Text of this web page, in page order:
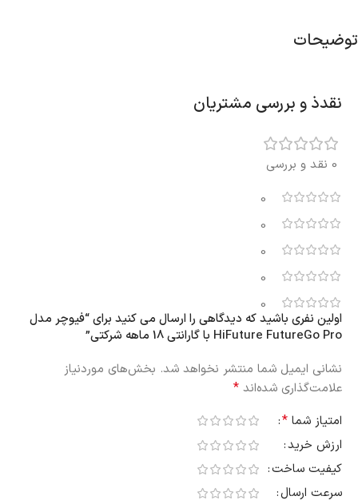
توضیحات
نقدذ و بررسی مشتریان
0 نقد و بررسی
0
0
0
0
0
اولین نفری باشید که دیدگاهی را ارسال می کنید برای “فیوچر مدل
HiFuture FutureGo Pro با گارانتی 18 ماهه شرکتی”
نشانی ایمیل شما منتشر نخواهد شد. بخش‌های موردنیاز
علامت‌گذاری شده‌اند *
امتیاز شما *
ارزش خرید
کیفیت ساخت
سرعت ارسال